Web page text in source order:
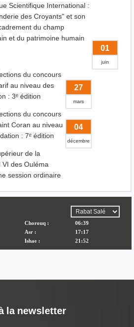
Scientifique International :
des Croyants" et son
du champ
et du patrimoine humain
01
juin
du concours
au niveau des
: 3ᵉ édition
27
mars
du concours
Coran au niveau
: 7ᵉ édition
04
décembre
de la
des Ouléma
session ordinaire
la newsletter